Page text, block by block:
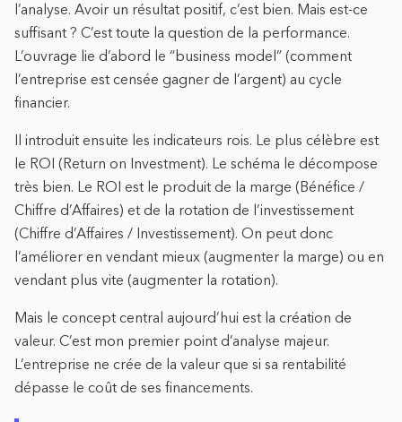
l’analyse. Avoir un résultat positif, c’est bien. Mais est-ce
suffisant ? C’est toute la question de la performance.
L’ouvrage lie d’abord le “business model” (comment
l’entreprise est censée gagner de l’argent) au cycle
financier.
Il introduit ensuite les indicateurs rois. Le plus célèbre est
le ROI (Return on Investment). Le schéma le décompose
très bien. Le ROI est le produit de la marge (Bénéfice /
Chiffre d’Affaires) et de la rotation de l’investissement
(Chiffre d’Affaires / Investissement). On peut donc
l’améliorer en vendant mieux (augmenter la marge) ou en
vendant plus vite (augmenter la rotation).
Mais le concept central aujourd’hui est la création de
valeur. C’est mon premier point d’analyse majeur.
L’entreprise ne crée de la valeur que si sa rentabilité
dépasse le coût de ses financements.